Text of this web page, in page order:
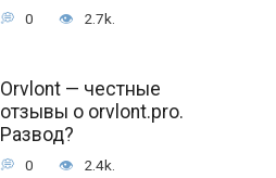
0 2.7k.
Orvlont — честные
отзывы о orvlont.pro.
Развод?
0 2.4k.